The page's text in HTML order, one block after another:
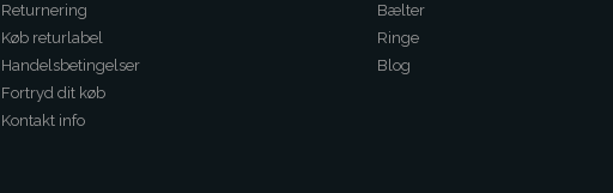
Returnering
Køb returlabel
Handelsbetingelser
Fortryd dit køb
Kontakt info
Bælter
Ringe
Blog